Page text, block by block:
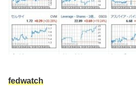
fedwatch